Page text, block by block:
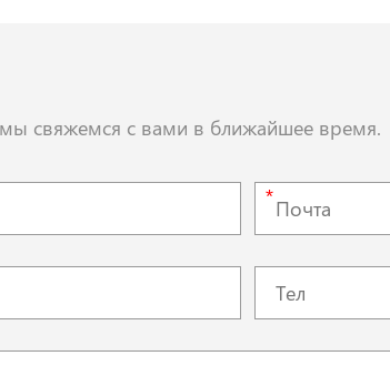
свяжемся с вами в ближайшее время.
*